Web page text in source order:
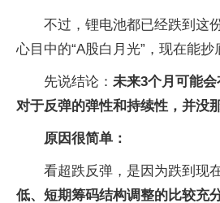
不过，锂电池都已经跌到这
心目中的“A股白月光”，现在能抄
先说结论： 未来3个月可能会
对于反弹的弹性和持续性，并没
原因很简单：
看超跌反弹，是因为跌到现
低、短期筹码结构调整的比较充